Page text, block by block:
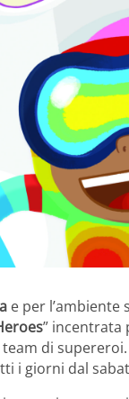
e per
” incentrata
di
i giorni dal